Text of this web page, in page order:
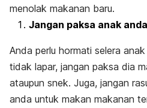
menolak makanan baru.
Jangan paksa anak
Anda perlu hormati selera
tidak lapar, jangan paksa dia
ataupun snek. Juga, jangan
anda untuk makan makanan